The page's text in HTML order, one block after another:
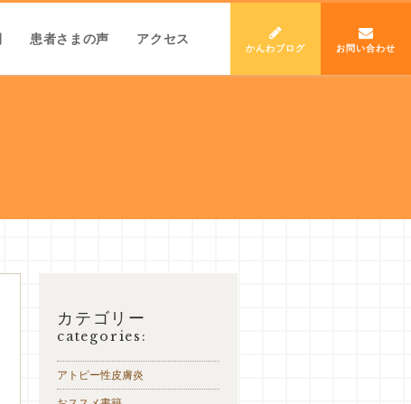
患者さまの声 アクセス
かんわブログ お問い合わせ
カテゴリー
categories:
アトピー性皮膚炎